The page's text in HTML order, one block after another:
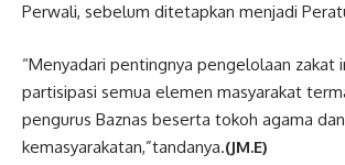
Perwali, sebelum ditetapkan menjadi
“Menyadari pentingnya pengelolaan zakat
partisipasi semua elemen masyarakat
pengurus Baznas beserta tokoh agama
kemasyarakatan,”tandanya.(JM.E)